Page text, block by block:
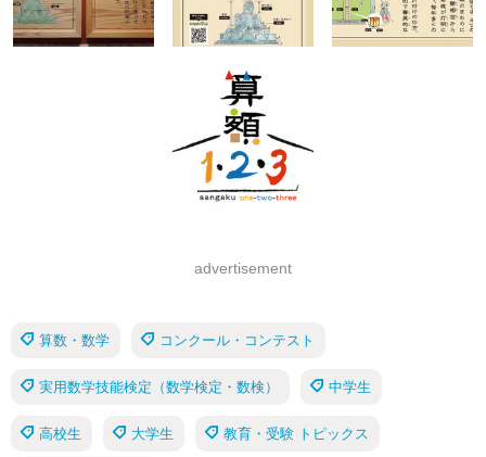
advertisement
算数・数学 コンクール・コンテスト
実用数学技能検定（数学検定・数検） 中学生
高校生 大学生 教育・受験 トピックス